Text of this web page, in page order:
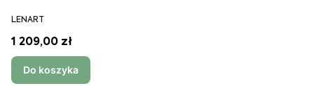
LENART
1 209,00 zł
Do koszyka